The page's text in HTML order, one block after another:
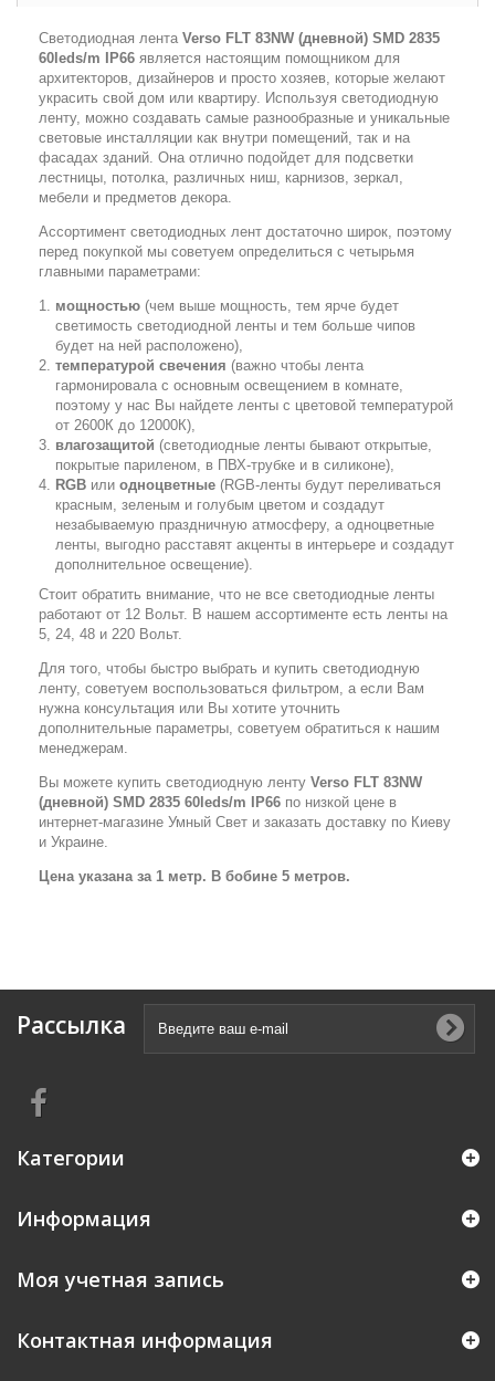
Светодиодная лента Verso FLT 83NW (дневной) SMD 2835
60leds/m IP66 является настоящим помощником для
архитекторов, дизайнеров и просто хозяев, которые желают
украсить свой дом или квартиру. Используя светодиодную
ленту, можно создавать самые разнообразные и уникальные
световые инсталляции как внутри помещений, так и на
фасадах зданий. Она отлично подойдет для подсветки
лестницы, потолка, различных ниш, карнизов, зеркал,
мебели и предметов декора.
Ассортимент светодиодных лент достаточно широк, поэтому
перед покупкой мы советуем определиться с четырьмя
главными параметрами:
мощностью (чем выше мощность, тем ярче будет
светимость светодиодной ленты и тем больше чипов
будет на ней расположено),
температурой свечения (важно чтобы лента
гармонировала с основным освещением в комнате,
поэтому у нас Вы найдете ленты с цветовой температурой
от 2600К до 12000К),
влагозащитой (светодиодные ленты бывают открытые,
покрытые париленом, в ПВХ-трубке и в силиконе),
RGB или одноцветные (RGB-ленты будут переливаться
красным, зеленым и голубым цветом и создадут
незабываемую праздничную атмосферу, а одноцветные
ленты, выгодно расставят акценты в интерьере и создадут
дополнительное освещение).
Стоит обратить внимание, что не все светодиодные ленты
работают от 12 Вольт. В нашем ассортименте есть ленты на
5, 24, 48 и 220 Вольт.
Для того, чтобы быстро выбрать и купить светодиодную
ленту, советуем воспользоваться фильтром, а если Вам
нужна консультация или Вы хотите уточнить
дополнительные параметры, советуем обратиться к нашим
менеджерам.
Вы можете купить светодиодную ленту Verso FLT 83NW
(дневной) SMD 2835 60leds/m IP66 по низкой цене в
интернет-магазине Умный Свет и заказать доставку по Киеву
и Украине.
Цена указана за 1 метр. В бобине 5 метров.
Рассылка
Категории
Информация
Моя учетная запись
Контактная информация